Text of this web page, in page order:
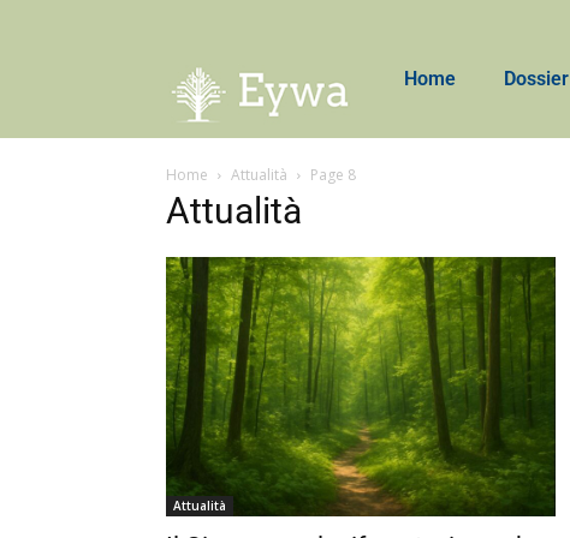
Home Dossier
Home Attualità Page 8
Attualità
Attualità